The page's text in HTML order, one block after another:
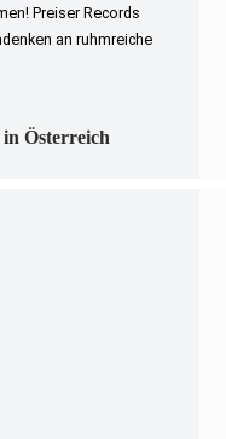
Preiser Records
an ruhmreiche
Österreich